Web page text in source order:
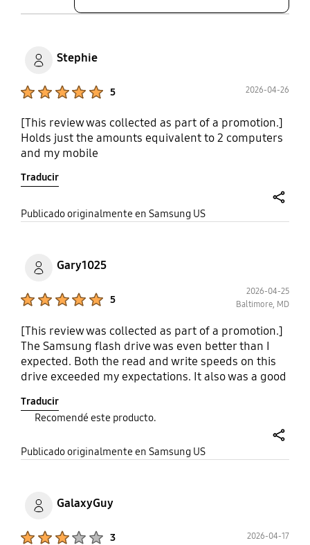
Stephie
5 2026-04-26
[This review was collected as part of a promotion.]
Holds just the amounts equivalent to 2 computers
and my mobile
Traducir
Publicado originalmente en Samsung US
Gary1025
5
2026-04-25
Baltimore, MD
[This review was collected as part of a promotion.]
The Samsung flash drive was even better than I
expected. Both the read and write speeds on this
drive exceeded my expectations. It also was a good
my Chromebook and my Windows desktop. I
definitely recommend this drive and would not
Traducir
Recomendé este producto.
Publicado originalmente en Samsung US
GalaxyGuy
3 2026-04-17